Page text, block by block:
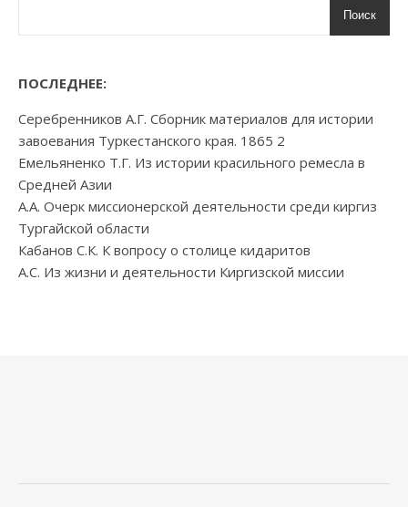
Поиск
ПОСЛЕДНЕЕ:
Серебренников А.Г. Сборник материалов для истории
завоевания Туркестанского края. 1865 2
Емельяненко Т.Г. Из истории красильного ремесла в
Средней Азии
А.А. Очерк миссионерской деятельности среди киргиз
Тургайской области
Кабанов С.К. К вопросу о столице кидаритов
А.С. Из жизни и деятельности Киргизской миссии